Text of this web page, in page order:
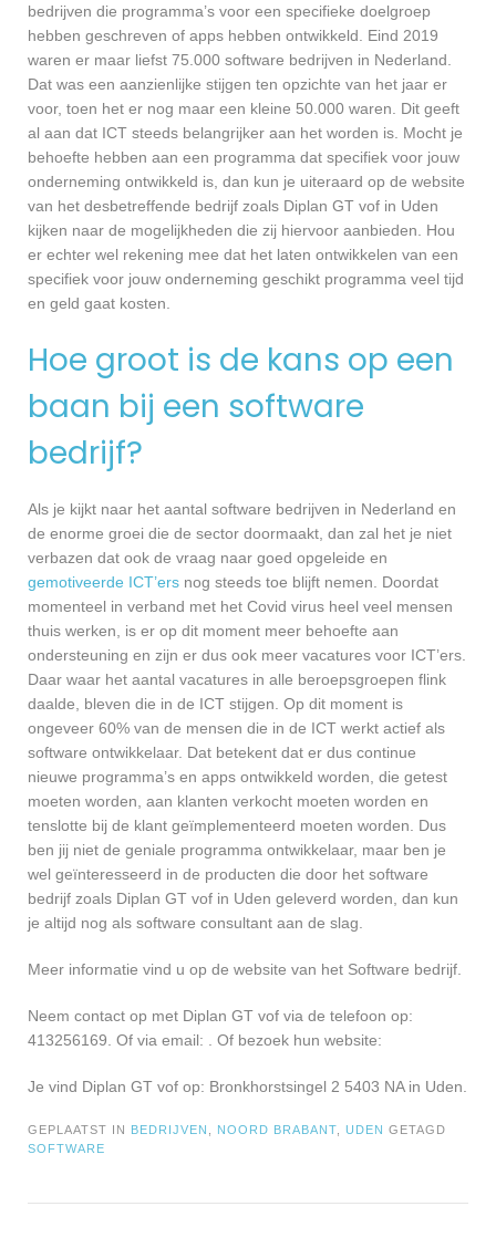
bedrijven die programma’s voor een specifieke doelgroep
hebben geschreven of apps hebben ontwikkeld. Eind 2019
waren er maar liefst 75.000 software bedrijven in Nederland.
Dat was een aanzienlijke stijgen ten opzichte van het jaar er
voor, toen het er nog maar een kleine 50.000 waren. Dit geeft
al aan dat ICT steeds belangrijker aan het worden is. Mocht je
behoefte hebben aan een programma dat specifiek voor jouw
onderneming ontwikkeld is, dan kun je uiteraard op de website
van het desbetreffende bedrijf zoals Diplan GT vof in Uden
kijken naar de mogelijkheden die zij hiervoor aanbieden. Hou
er echter wel rekening mee dat het laten ontwikkelen van een
specifiek voor jouw onderneming geschikt programma veel tijd
en geld gaat kosten.
Hoe groot is de kans op een
baan bij een software
bedrijf?
Als je kijkt naar het aantal software bedrijven in Nederland en
de enorme groei die de sector doormaakt, dan zal het je niet
verbazen dat ook de vraag naar goed opgeleide en
gemotiveerde ICT’ers nog steeds toe blijft nemen. Doordat
momenteel in verband met het Covid virus heel veel mensen
thuis werken, is er op dit moment meer behoefte aan
ondersteuning en zijn er dus ook meer vacatures voor ICT’ers.
Daar waar het aantal vacatures in alle beroepsgroepen flink
daalde, bleven die in de ICT stijgen. Op dit moment is
ongeveer 60% van de mensen die in de ICT werkt actief als
software ontwikkelaar. Dat betekent dat er dus continue
nieuwe programma’s en apps ontwikkeld worden, die getest
moeten worden, aan klanten verkocht moeten worden en
tenslotte bij de klant geïmplementeerd moeten worden. Dus
ben jij niet de geniale programma ontwikkelaar, maar ben je
wel geïnteresseerd in de producten die door het software
bedrijf zoals Diplan GT vof in Uden geleverd worden, dan kun
je altijd nog als software consultant aan de slag.
Meer informatie vind u op de website van het Software bedrijf.
Neem contact op met Diplan GT vof via de telefoon op:
413256169. Of via email:
. Of bezoek hun website:
Je vind Diplan GT vof op: Bronkhorstsingel 2 5403 NA in Uden.
GEPLAATST IN BEDRIJVEN NOORD BRABANT UDEN GETAGD
SOFTWARE